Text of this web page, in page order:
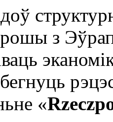
з
«